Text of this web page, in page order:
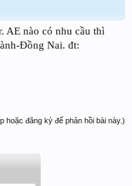
AE nào có nhu cầu thì
Đồng Nai. đt:
hoặc đăng ký để phản hồi bài này.)